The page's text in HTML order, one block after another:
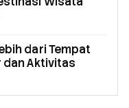
dari Tempat
dan Aktivitas